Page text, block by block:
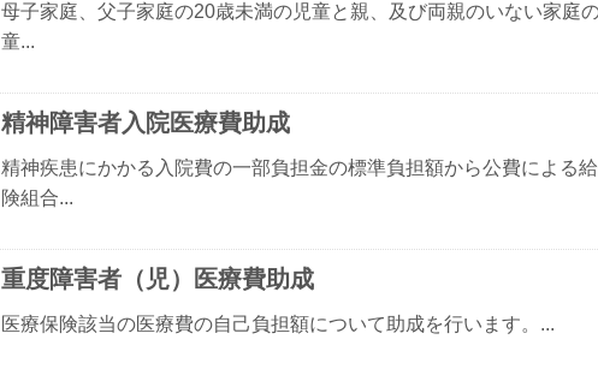
母子家庭、父子家庭の20歳未満の児童と親、及び両親のいない家庭
童...
精神障害者入院医療費助成
精神疾患にかかる入院費の一部負担金の標準負担額から公費による
険組合...
重度障害者（児）医療費助成
医療保険該当の医療費の自己負担額について助成を行います。...